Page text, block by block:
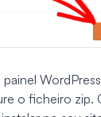
o ficheiro zip.